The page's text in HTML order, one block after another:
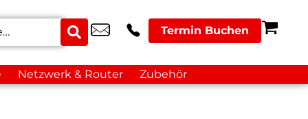
Termin Buchen
Netzwerk & Router Zubehör